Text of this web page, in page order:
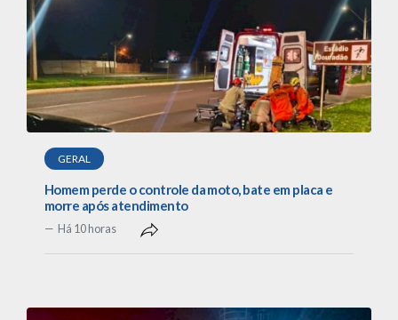
GERAL
Homem perde o controle da moto, bate em placa e
morre após atendimento
Há 10 horas